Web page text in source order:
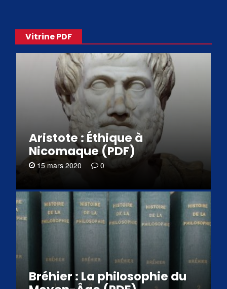
Vitrine PDF
Aristote : Éthique à
Nicomaque (PDF)
15 mars 2020 0
Bréhier : La philosophie du